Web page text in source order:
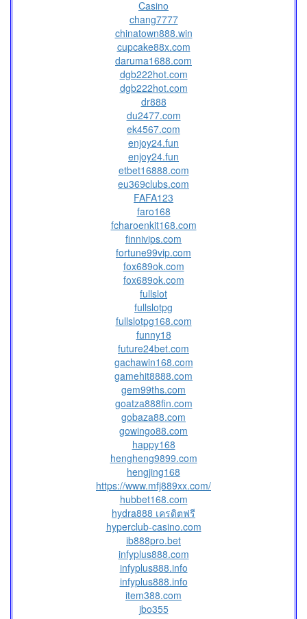
Casino
chang7777
chinatown888.win
cupcake88x.com
daruma1688.com
dgb222hot.com
dgb222hot.com
dr888
du2477.com
ek4567.com
enjoy24.fun
enjoy24.fun
etbet16888.com
eu369clubs.com
FAFA123
faro168
fcharoenkit168.com
finnivips.com
fortune99vip.com
fox689ok.com
fox689ok.com
fullslot
fullslotpg
fullslotpg168.com
funny18
future24bet.com
gachawin168.com
gamehit8888.com
gem99ths.com
goatza888fin.com
gobaza88.com
gowingo88.com
happy168
hengheng9899.com
hengjing168
https://www.mfj889xx.com/
hubbet168.com
hydra888 เครดิตฟรี
hyperclub-casino.com
ib888pro.bet
infyplus888.com
infyplus888.info
infyplus888.info
item388.com
jbo355